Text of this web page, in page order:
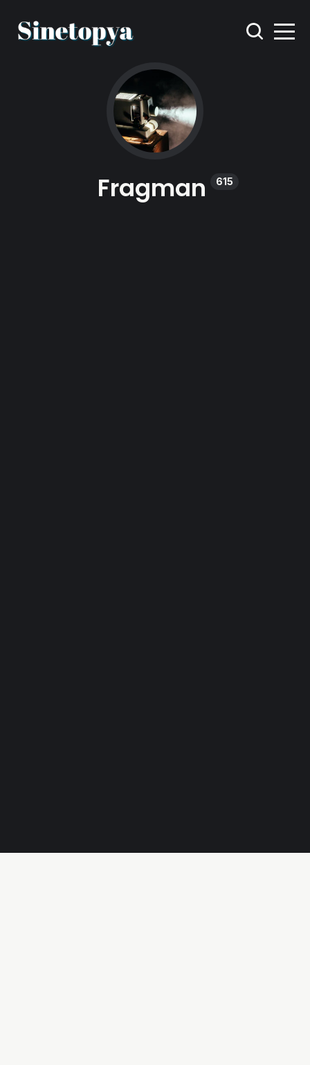
Fragman 615